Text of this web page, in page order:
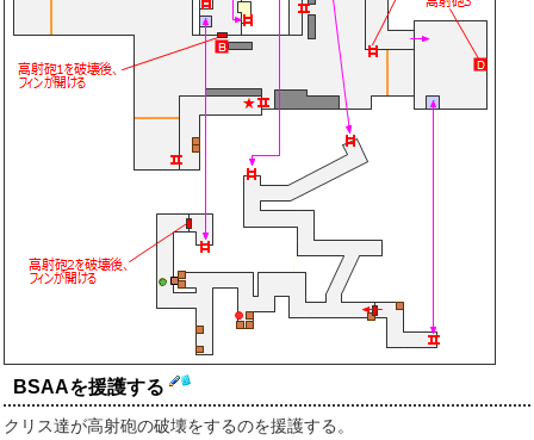
BSAAを援護する
クリス達が高射砲の破壊をするのを援護する。